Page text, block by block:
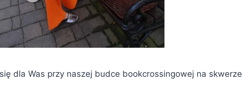
dla Was przy naszej budce bookcrossingowej na skwerze